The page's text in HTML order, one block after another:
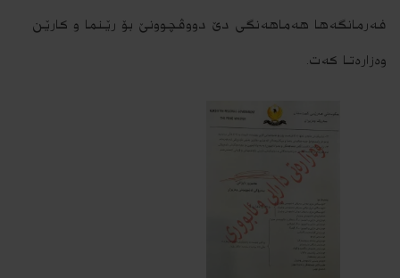
فه‌رمانگه‌ها هه‌ماهه‌نگى دێ دووڤچوونێ بۆ رێنما و كارێن
وه‌زاره‌تا كه‌ت.